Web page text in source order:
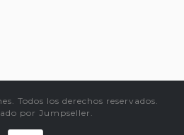
Todos los derechos reservados.
por Jumpseller.